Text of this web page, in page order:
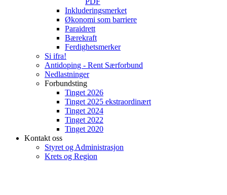
Inkluderingsmerket
Økonomi som barriere
Paraidrett
Bærekraft
Ferdighetsmerker
Si ifra!
Antidoping - Rent Særforbund
Nedlastninger
Forbundsting
Tinget 2026
Tinget 2025 ekstraordinært
Tinget 2024
Tinget 2022
Tinget 2020
Kontakt oss
Styret og Administrasjon
Krets og Region